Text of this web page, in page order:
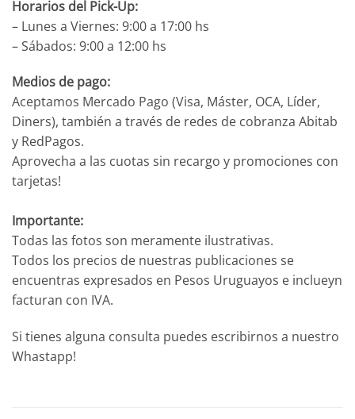
Horarios del Pick-Up:
– Lunes a Viernes: 9:00 a 17:00 hs
– Sábados: 9:00 a 12:00 hs
Medios de pago:
Aceptamos Mercado Pago (Visa, Máster, OCA, Líder,
Diners), también a través de redes de cobranza Abitab
y RedPagos.
Aprovecha a las cuotas sin recargo y promociones con
tarjetas!
Importante:
Todas las fotos son meramente ilustrativas.
Todos los precios de nuestras publicaciones se
encuentras expresados en Pesos Uruguayos e inclueyn
facturan con IVA.
Si tienes alguna consulta puedes escribirnos a nuestro
Whastapp!